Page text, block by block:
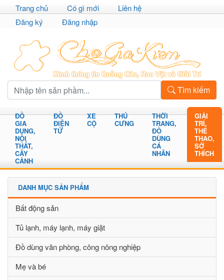
Trang chủ Có gì mới
Liên hệ
Đăng ký
Đăng nhập
Tìm kiếm
ĐỒ
GIA
DỤNG,
NỘI
THẤT,
CÂY
CẢNH
ĐỒ
ĐIỆN
TỬ
XE
CỘ
THÚ
CƯNG
THỜI
TRANG,
ĐỒ
DÙNG
CÁ
NHÂN
GIẢI
TRÍ,
THỂ
THAO,
SỞ
THÍCH
DANH MỤC SẢN PHẨM
Bất động sản
Tủ lạnh, máy lạnh, máy giặt
Đồ dùng văn phòng, công nông nghiệp
Mẹ và bé